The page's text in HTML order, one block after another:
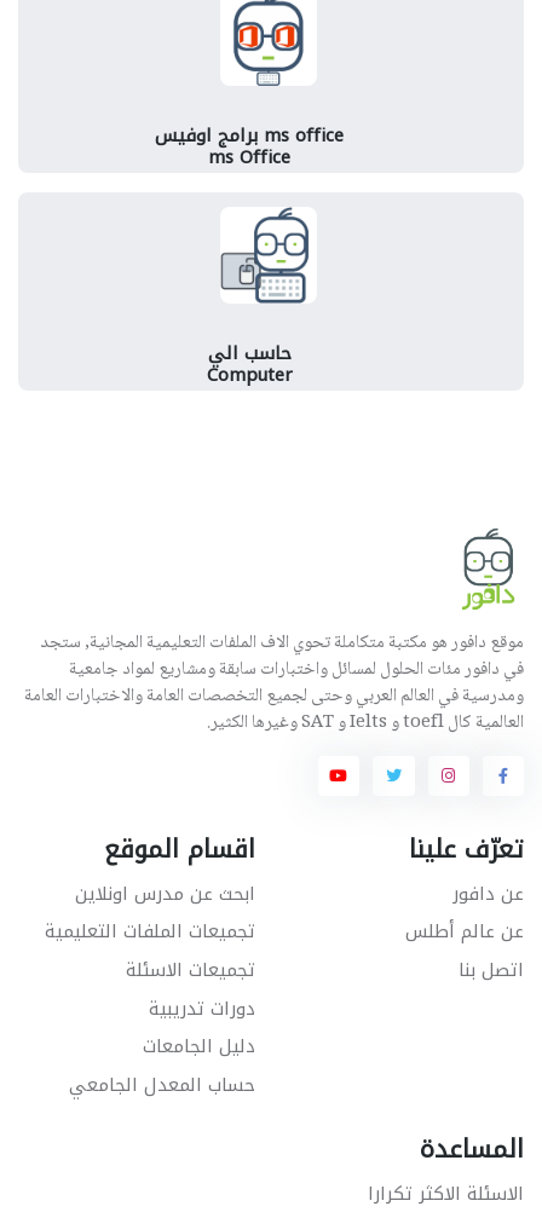
ms office برامج اوفيس
ms Office
حاسب الي
Computer
موقع دافور هو مكتبة متكاملة تحوي الاف الملفات التعليمية المجانية, ستجد
في دافور مئات الحلول لمسائل واختبارات سابقة ومشاريع لمواد جامعية
ومدرسية في العالم العربي وحتى لجميع التخصصات العامة والاختبارات العامة
العالمية كال toefl و Ielts و SAT وغيرها الكثير.
تعرّف علينا
عن دافور
عن عالم أطلس
اتصل بنا
اقسام الموقع
ابحث عن مدرس اونلاين
تجميعات الملفات التعليمية
تجميعات الاسئلة
دورات تدريبية
دليل الجامعات
حساب المعدل الجامعي
المساعدة
الاسئلة الاكثر تكرارا